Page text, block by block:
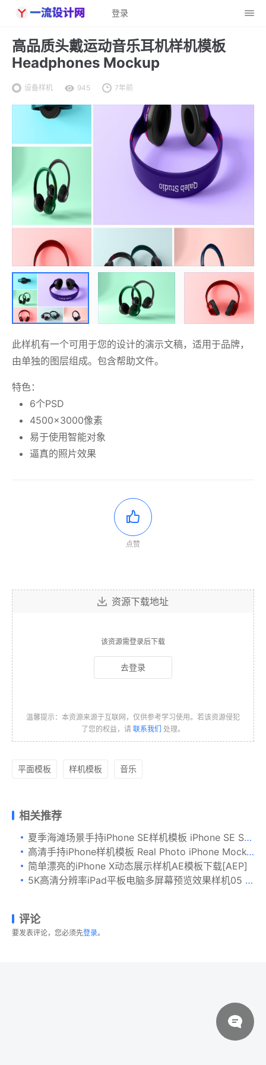
登录
高品质头戴运动音乐耳机样机模板
Headphones Mockup
设备样机 945 7年前
此样机有一个可用于您的设计的演示文稿，适用于品牌，
由单独的图层组成。包含帮助文件。
特色：
6个PSD
4500×3000像素
易于使用智能对象
逼真的照片效果
点赞
资源下载地址
该资源需登录后下载
去登录
温馨提示：本资源来源于互联网，仅供参考学习使用。若该资源侵犯
了您的权益，请 联系我们 处理。
平面模板 样机模板 音乐
相关推荐
夏季海滩场景手持iPhone SE样机模板 iPhone SE Summer Mockups
高清手持iPhone样机模板 Real Photo iPhone Mock-Up Set
简单漂亮的iPhone X动态展示样机AE模板下载[AEP]
5K高清分辨率iPad平板电脑多屏幕预览效果样机05 Clay iPad 9.7 Mockup 05
评论
要发表评论，您必须先登录。